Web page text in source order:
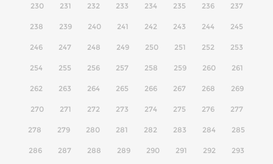
230 231 232 233 234 235 236 237
238 239 240 241 242 243 244 245
246 247 248 249 250 251 252 253
254 255 256 257 258 259 260 261
262 263 264 265 266 267 268 269
270 271 272 273 274 275 276 277
278 279 280 281 282 283 284 285
286 287 288 289 290 291 292 293